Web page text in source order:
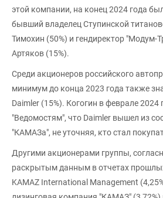
этой компании, на конец 2024 года
бывший владелец Ступинской
Тимохин (50%) и гендиректор "Модум-
Артяков (15%).
Среди акционеров российского
минимум до конца 2023 года также
Daimler (15%). Когогин в феврале 2024
"Ведомостям", что Daimler вышел из
"КАМАЗа", не уточняя, кто стал
Другими акционерами группы,
раскрытым данным в отчетах
KAMAZ International Management